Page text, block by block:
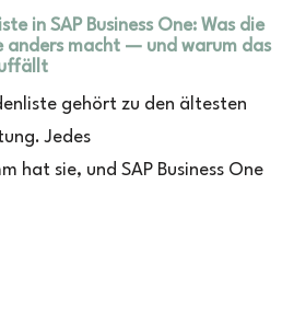
in SAP Business One: Was die
anders macht — und warum das
gehört zu den ältesten
Jedes
hat sie, und SAP Business One